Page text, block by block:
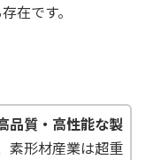
在です。
品質・高性能な製
素形材産業は超重